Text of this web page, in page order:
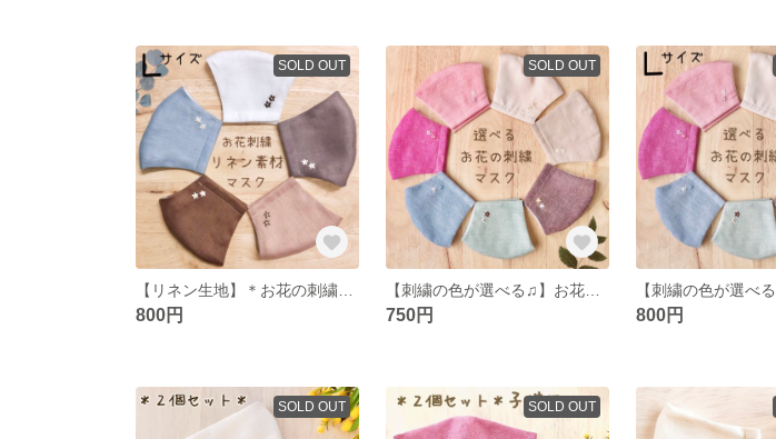
SOLD OUT
800円
SOLD OUT
【刺繍の色が選べる♫】お花の刺繍入り立体マスク＊Mサイズ（大人普通サイズ）
750円 800円
SOLD OUT SOLD OUT